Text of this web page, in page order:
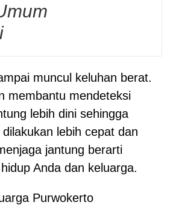
muncul keluhan berat.
membantu mendeteksi
lebih dini sehingga
lebih cepat dan
jantung berarti
Anda dan keluarga.
Purwokerto